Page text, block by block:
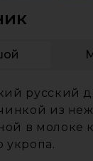
русский
из
в молоке
укропа.